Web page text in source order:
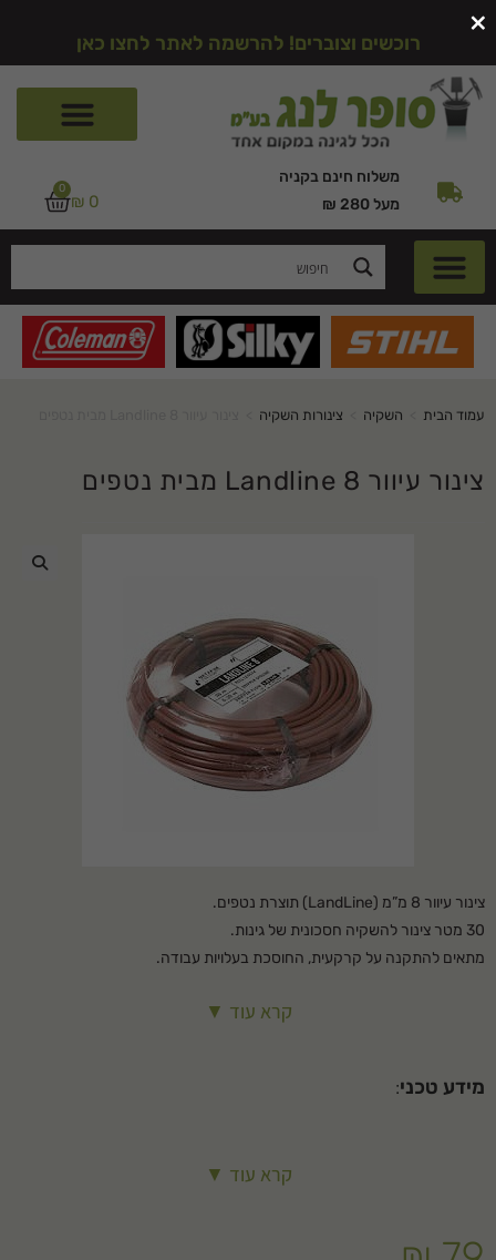
רוכשים וצוברים! להרשמה לאתר לחצו כאן
משלוח חינם בקניה
מעל 280 ₪
₪ 0
0
עמוד הבית השקיה צינורות השקיה
צינור עיוור Landline 8 מבית נטפים
צינור עיוור 8 מ”מ (LandLine) תוצרת נטפים.
30 מטר צינור להשקיה חסכונית של גינות.
מתאים להתקנה על קרקעית, החוסכת בעלויות עבודה.
קרא עוד ▼
מידע טכני:
צבע חום המותאם להשתלבות עם הנוף.
קרא עוד ▼
×